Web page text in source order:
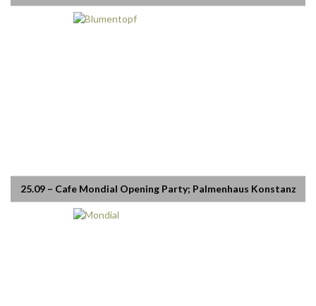
25.09 – Cafe Mondial Opening Party; Palmenhaus Konstanz